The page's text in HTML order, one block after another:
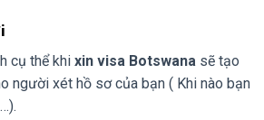
cụ thể khi xin visa Botswana sẽ tạo
người xét hồ sơ của bạn ( Khi nào bạn